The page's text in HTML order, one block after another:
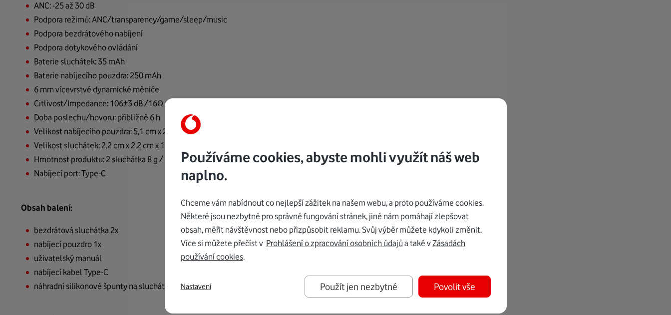
ANC: -25 až 30 dB
Podpora režimů: ANC/transparency/game/sleep/music
Podpora bezdrátového nabíjení
Podpora dotykového ovládání
Baterie sluchátek: 35 mAh
Baterie nabíjecího pouzdra: 250 mAh
6 mm vícevrstvé dynamické měniče
Citlivost/Impedance: 106±3 dB /16Ω
Doba poslechu/hovoru: přibližně 6 h
Velikost nabíjecího pouzdra: 5,1 cm x 2,8 cm
Velikost sluchátek: 2,2 cm x 2,2 cm x 1,5 cm
Hmotnost produktu: 2 sluchátka 8 g / kryt 29 g
Nabíjecí port: Type-C
Obsah balení:
bezdrátová sluchátka 2x
nabíjecí pouzdro 1x
uživatelský manuál
nabíjecí kabel Type-C
náhradní silikonové špunty na sluchátka (malé a velké)
Používáme cookies, abyste mohli využít náš web
naplno.
Chceme vám nabídnout co nejlepší zážitek na našem webu, a proto používáme cookies.
Některé jsou nezbytné pro správné fungování stránek, jiné nám pomáhají zlepšovat
obsah, měřit návštěvnost nebo přizpůsobit reklamu. Svůj výběr můžete kdykoli změnit.
Více si můžete přečíst v Prohlášení o zpracování osobních údajů a také vZásadách
používání cookies.
Použít jen nezbytné Povolit vše
Nastavení